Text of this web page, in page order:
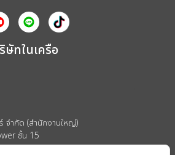
ทในเครือ
จำกัด (สำนักงานใหญ่)
ชั้น 15
ม่ เขตปทุมวัน กรุงเทพมหานคร 10330